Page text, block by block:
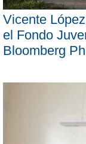
Vicente
el Fondo
Bloomberg